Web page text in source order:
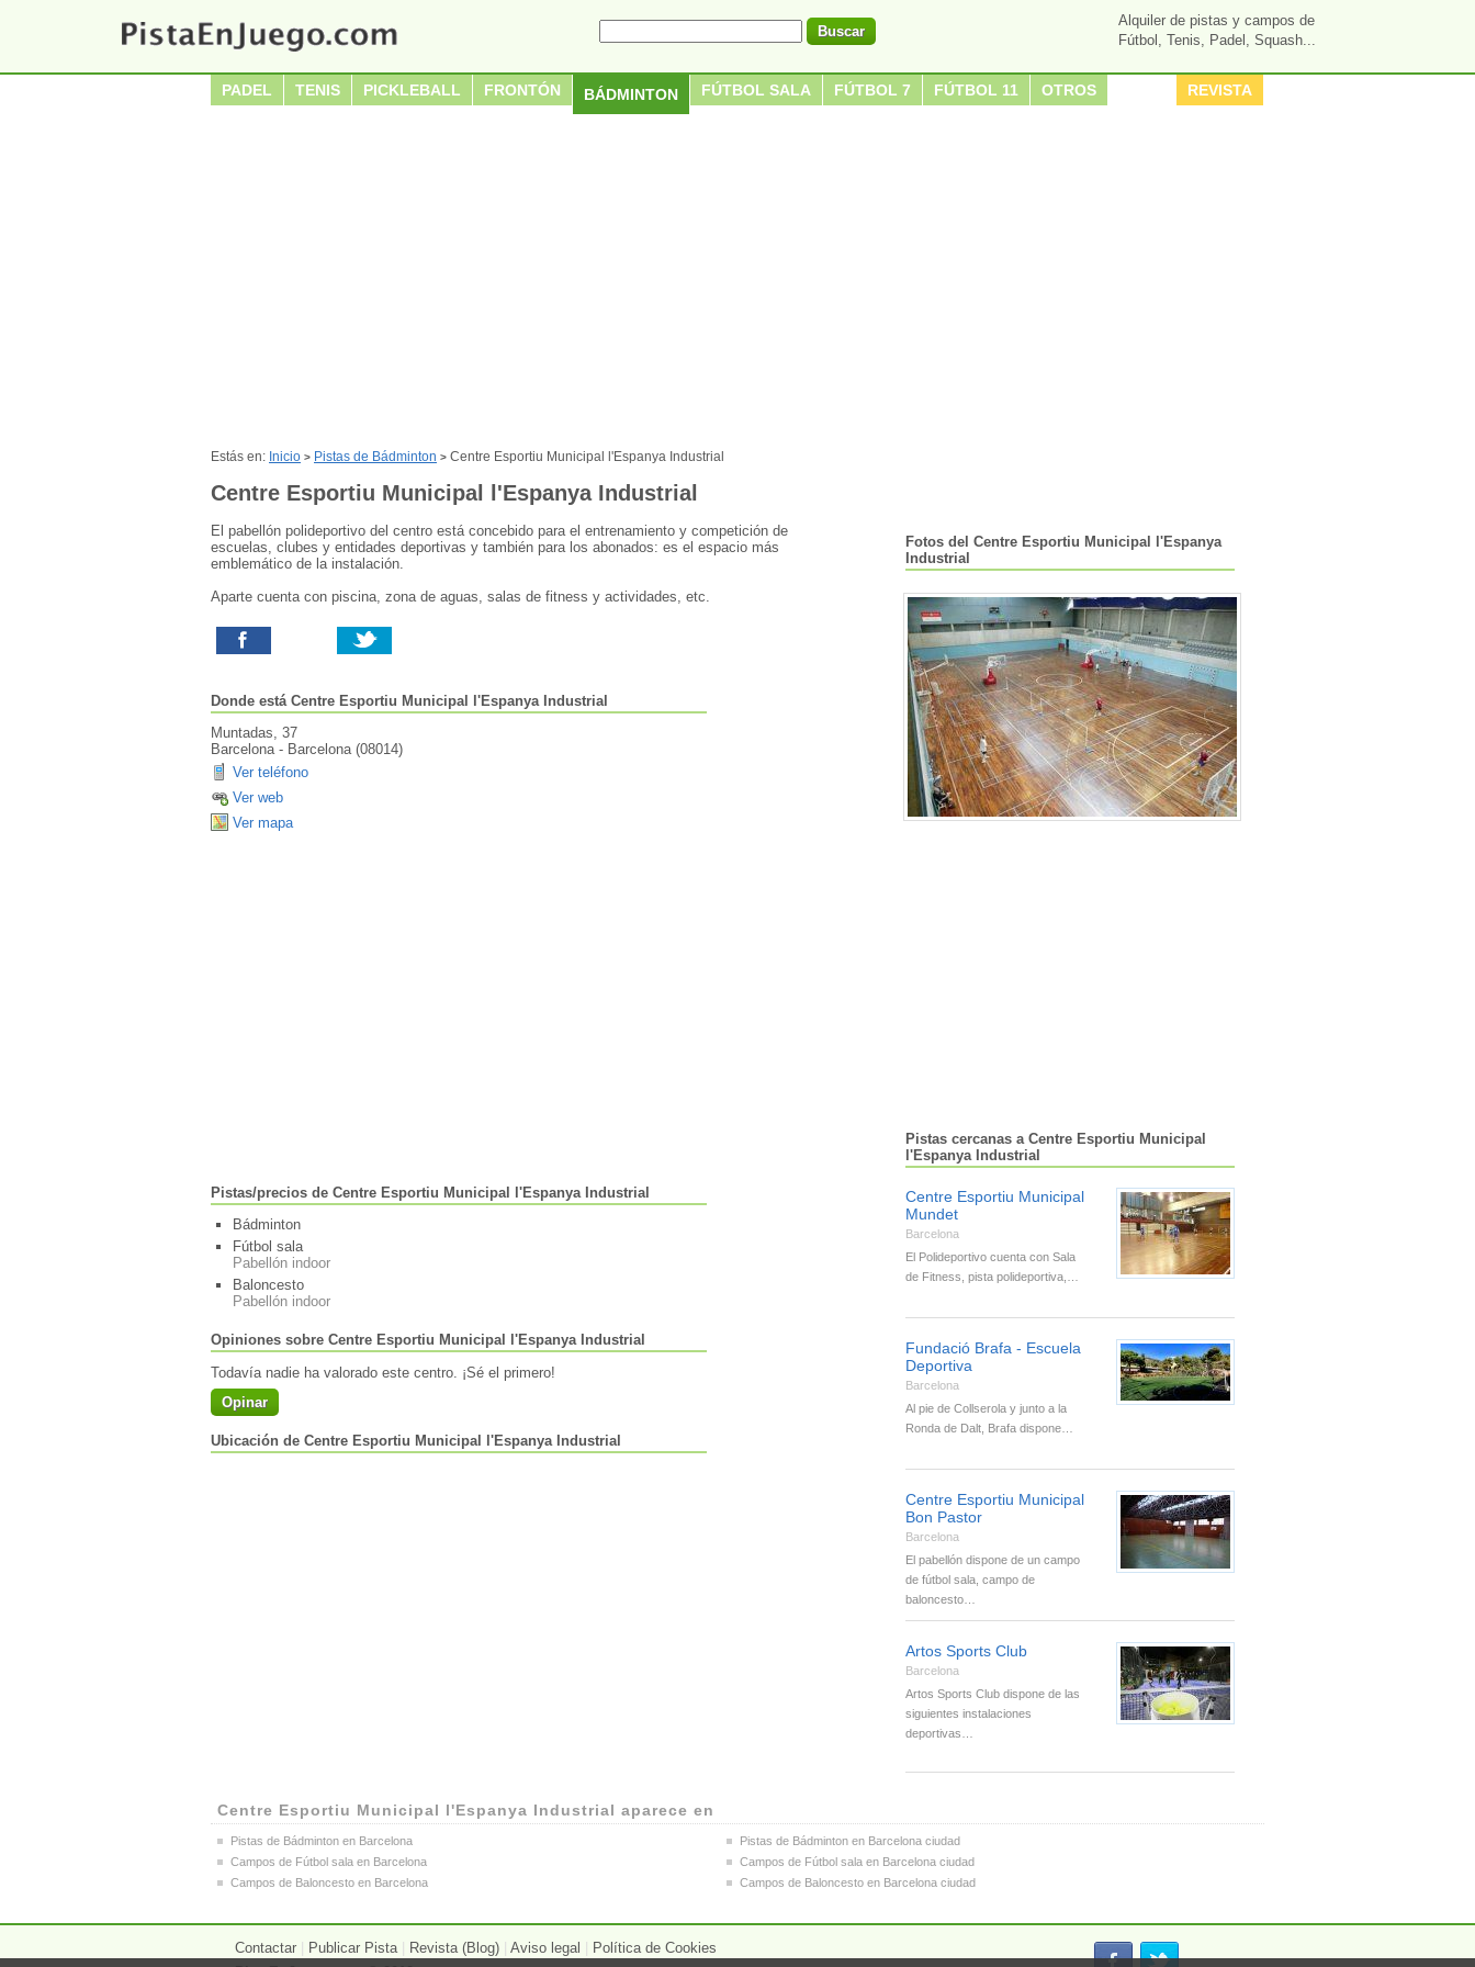
Alquiler de pistas y campos de
Fútbol, Tenis, Padel, Squash...
PADEL TENIS PICKLEBALL FRONTÓN BÁDMINTON FÚTBOL SALA FÚTBOL 7 FÚTBOL 11 OTROS REVISTA
Estás en: Inicio > Pistas de Bádminton > Centre Esportiu Municipal l'Espanya Industrial
Centre Esportiu Municipal l'Espanya Industrial
El pabellón polideportivo del centro está concebido para el entrenamiento y competición de
escuelas, clubes y entidades deportivas y también para los abonados: es el espacio más
emblemático de la instalación.
Aparte cuenta con piscina, zona de aguas, salas de fitness y actividades, etc.
Donde está Centre Esportiu Municipal l'Espanya Industrial
Muntadas, 37
Barcelona- Barcelona(08014)
Ver teléfono
Ver web
Ver mapa
Pistas/precios de Centre Esportiu Municipal l'Espanya Industrial
Bádminton
Fútbol sala
Pabellón indoor
Baloncesto
Pabellón indoor
Opiniones sobre Centre Esportiu Municipal l'Espanya Industrial
Todavía nadie ha valorado este centro. ¡Sé el primero!
Opinar
Ubicación de Centre Esportiu Municipal l'Espanya Industrial
Fotos del Centre Esportiu Municipal l'Espanya
Industrial
Pistas cercanas a Centre Esportiu Municipal
l'Espanya Industrial
Centre Esportiu Municipal
Mundet
Barcelona
El Polideportivo cuenta con Sala
de Fitness, pista polideportiva,…
Fundació Brafa - Escuela
Deportiva
Barcelona
Al pie de Collserola y junto a la
Ronda de Dalt, Brafa dispone…
Centre Esportiu Municipal
Bon Pastor
Barcelona
El pabellón dispone de un campo
de fútbol sala, campo de
baloncesto…
Artos Sports Club
Barcelona
Artos Sports Club dispone de las
siguientes instalaciones
deportivas…
Centre Esportiu Municipal l'Espanya Industrial aparece en
Pistas de Bádminton en Barcelona
Pistas de Bádminton en Barcelona ciudad
Campos de Fútbol sala en Barcelona
Campos de Fútbol sala en Barcelona ciudad
Campos de Baloncesto en Barcelona
Campos de Baloncesto en Barcelona ciudad
Contactar Publicar Pista Revista (Blog) Aviso legal
Política de Cookies